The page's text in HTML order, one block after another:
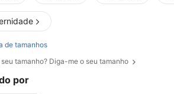
de tamanhos
seu tamanho? Diga-me o seu tamanho
por